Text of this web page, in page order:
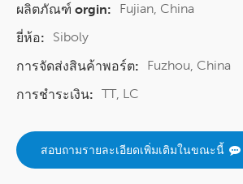
ผลิตภัณฑ์ orgin:
Fujian, China
ยี่ห้อ:
Siboly
การจัดส่งสินค้าพอร์ต:
Fuzhou, China
การชำระเงิน: TT, LC
สอบถามรายละเอียดเพิ่มเติมในขณะนี้